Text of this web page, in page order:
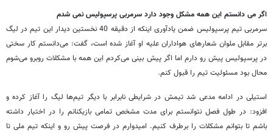
اگر می دانستم این همه مشکل وجود دارد سرمربی پرسپولیس نمی شدم
سرمربی تیم پرسپولیس ضمن یادآوری اینکه از دقیقه 40 نخستین دیدار این تیم در لیگ
برتر مقابل ملوان شعارهای هواداران علیه او آغاز شده است، گفت: می‌دانستم کار سختی
در پرسپولیس پیش رو دارم اما اگر پیش بینی می‌کردم این همه با مشکلات روبرو می‌شوم
محال بود مسئولیت تیم را قبول کنم.
استیلی در ادامه مدعی شد تیمش در شرایطی نابرابر با دیگر تیم‌ها لیگ را آغاز کرده و
افزود: در طول فصل نتوانستم برای مدت مشخص تمامی بازیکنانم را در اختیار داشته
باشم تا بتوانم مشکلات را برطرف کنیم. امیدوارم در فرصت پیش رو و اینکه تیم ملی تا